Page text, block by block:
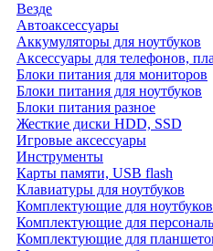
Везде
Автоаксессуары
Аккумуляторы для ноутбуков
Аксессуары для телефонов,
Блоки питания для мониторов
Блоки питания для ноутбуков
Блоки питания разное
Жесткие диски HDD, SSD
Игровые аксессуары
Инструменты
Карты памяти, USB flash
Клавиатуры для ноутбуков
Комплектующие для ноутбуков
Комплектующие для
Комплектующие для